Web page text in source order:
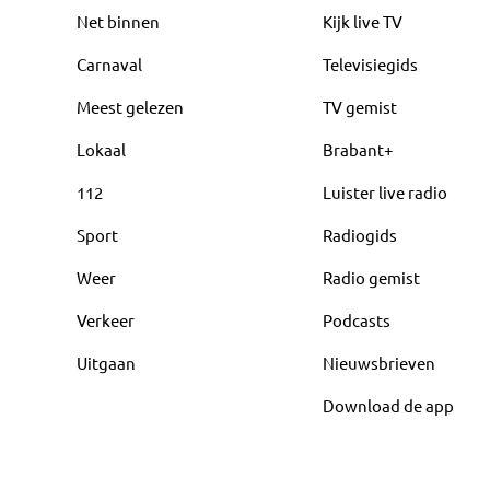
Net binnen
Carnaval
Meest gelezen
Lokaal
112
Sport
Weer
Verkeer
Uitgaan
Kijk live TV
Televisiegids
TV gemist
Brabant+
Luister live radio
Radiogids
Radio gemist
Podcasts
Nieuwsbrieven
Download de app